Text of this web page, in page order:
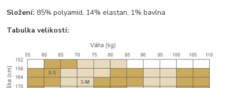
Složení: 85% polyamid, 14% elastan, 1% bavlna
Tabulka velikostí: